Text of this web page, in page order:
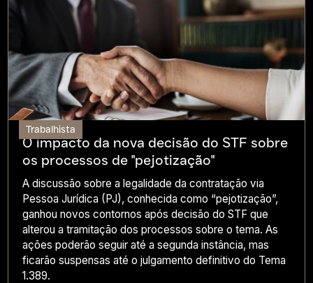
Trabalhista
O impacto da nova decisão do STF sobre
os processos de "pejotização"
A discussão sobre a legalidade da contratação via
Pessoa Jurídica (PJ), conhecida como “pejotização”,
ganhou novos contornos após decisão do STF que
alterou a tramitação dos processos sobre o tema. As
ações poderão seguir até a segunda instância, mas
ficarão suspensas até o julgamento definitivo do Tema
1.389.